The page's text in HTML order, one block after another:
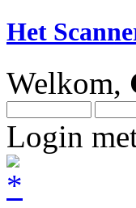
Het
Welkom,
Login